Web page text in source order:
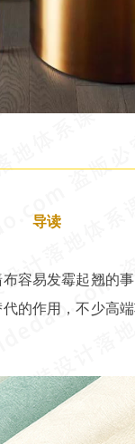
导读
容易发霉起翘的
的作用，不少高